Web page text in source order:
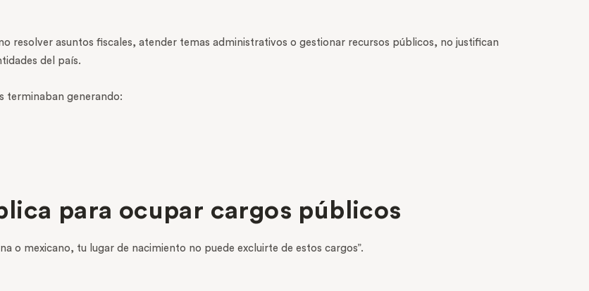
resolver asuntos fiscales, atender temas administrativos o gestionar recursos públicos, no justifican
del país.
terminaban generando:
para ocupar cargos públicos
o mexicano, tu lugar de nacimiento no puede excluirte de estos cargos”.